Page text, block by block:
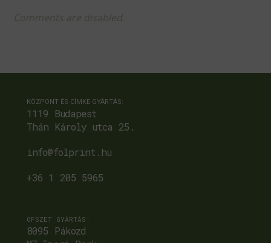
Comments are disabled.
KÖZPONT ÉS CÍMKE GYÁRTÁS:
1119 Budapest
Thán Károly utca 25.
info@folprint.hu
+36 1 205 5965
OFSZET GYÁRTÁS:
8095 Pákozd